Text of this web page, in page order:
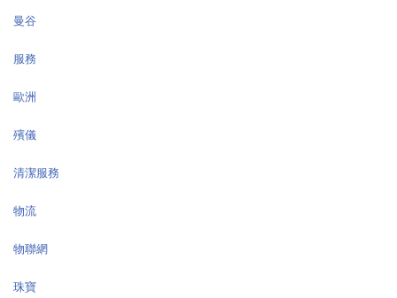
曼谷
服務
歐洲
殯儀
清潔服務
物流
物聯網
珠寶